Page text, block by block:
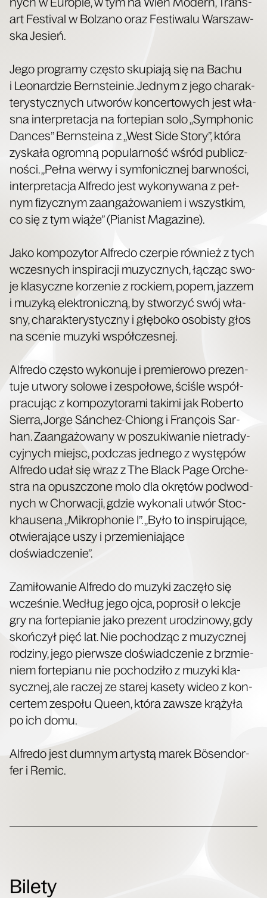
art Festi­val w Bol­za­no oraz Festi­wa­lu War­szaw­
ska Jesień.
Jego pro­gra­my czę­sto sku­pia­ją się na Bachu
i Leonar­dzie Bern­ste­inie. Jed­nym z jego cha­rak­
te­ry­stycz­nych utwo­rów kon­cer­to­wych jest wła­
sna inter­pre­ta­cja na for­te­pian solo „Sym­pho­nic
Dan­ces” Bern­ste­ina z „West Side Sto­ry”, któ­ra
zyska­ła ogrom­ną popu­lar­ność wśród publicz­
no­ści. „Peł­na werwy i sym­fo­nicz­nej barw­no­ści,
inter­pre­ta­cja Alfre­do jest wyko­ny­wa­na z peł­
nym fizycz­nym zaan­ga­żo­wa­niem i wszyst­kim,
co się z tym wią­że” (Pia­nist Magazine).
Jako kom­po­zy­tor Alfre­do czer­pie rów­nież z tych
wcze­snych inspi­ra­cji muzycz­nych, łącząc swo­
je kla­sycz­ne korze­nie z roc­kiem, popem, jaz­zem
i muzy­ką elek­tro­nicz­ną, by stwo­rzyć swój wła­
sny, cha­rak­te­ry­stycz­ny i głę­bo­ko oso­bi­sty głos
na sce­nie muzy­ki współczesnej.
Alfre­do czę­sto wyko­nu­je i pre­mie­ro­wo pre­zen­
tu­je utwo­ry solo­we i zespo­ło­we, ści­śle współ­
pra­cu­jąc z kom­po­zy­to­ra­mi taki­mi jak Rober­to
Sier­ra, Jor­ge Sán­chez-Chiong i Fra­nço­is Sar­
han. Zaan­ga­żo­wa­ny w poszu­ki­wa­nie nie­tra­dy­
cyj­nych miejsc, pod­czas jed­ne­go z wystę­pów
Alfre­do udał się wraz z The Black Page Orche­
stra na opusz­czo­ne molo dla okrę­tów pod­wod­
nych w Chor­wa­cji, gdzie wyko­na­li utwór Stoc­
khau­se­na „Mikro­pho­nie I”. „Było to inspi­ru­ją­ce,
otwie­ra­ją­ce uszy i prze­mie­nia­ją­ce
doświadczenie”.
Zami­ło­wa­nie Alfre­do do muzy­ki zaczę­ło się
wcze­śnie. Według jego ojca, popro­sił o lek­cje
gry na for­te­pia­nie jako pre­zent uro­dzi­no­wy, gdy
skoń­czył pięć lat. Nie pocho­dząc z muzycz­nej
rodzi­ny, jego pierw­sze doświad­cze­nie z brzmie­
niem for­te­pia­nu nie pocho­dzi­ło z muzy­ki kla­
sycz­nej, ale raczej ze sta­rej kase­ty wideo z kon­
cer­tem zespo­łu Queen, któ­ra zawsze krą­ży­ła
po ich domu.
Alfre­do jest dum­nym arty­stą marek Bösen­dor­
fer i Remic.
Bilety